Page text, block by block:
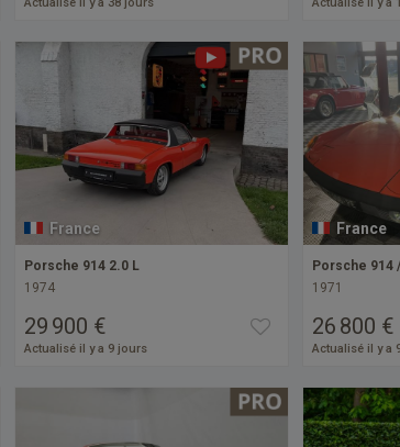
France
Porsche 914 2.0 L
1974
29 900 €
Actualisé il y a 9 jours
France
Porsche 914
1971
26 800 €
Actualisé il y a